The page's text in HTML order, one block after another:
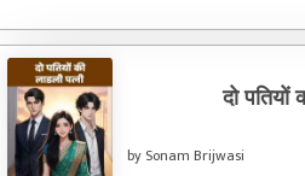
दो पतियों
by Sonam Brijwasi